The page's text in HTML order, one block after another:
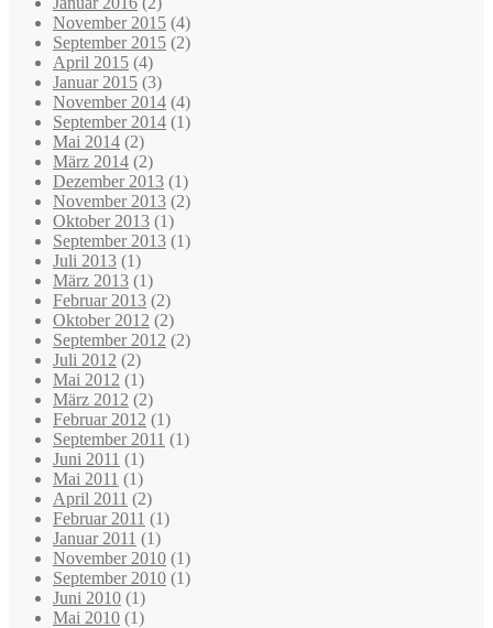
November 2015 (4)
September 2015 (2)
April 2015 (4)
Januar 2015 (3)
November 2014 (4)
September 2014 (1)
Mai 2014 (2)
März 2014 (2)
Dezember 2013 (1)
November 2013 (2)
Oktober 2013 (1)
September 2013 (1)
Juli 2013 (1)
März 2013 (1)
Februar 2013 (2)
Oktober 2012 (2)
September 2012 (2)
Juli 2012 (2)
Mai 2012 (1)
März 2012 (2)
Februar 2012 (1)
September 2011 (1)
Juni 2011 (1)
Mai 2011 (1)
April 2011 (2)
Februar 2011 (1)
Januar 2011 (1)
November 2010 (1)
September 2010 (1)
Juni 2010 (1)
Mai 2010 (1)